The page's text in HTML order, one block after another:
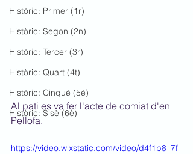
Històric: Primer (1r)
Històric: Segon (2n)
Històric: Tercer (3r)
Històric: Quart (4t)
Històric: Cinquè (5è)
Històric: Sisè (6è)
Al pati es va fer l'acte de comiat d'en
Pellofa.
https://video.wixstatic.com/video/d4f1b8_7f